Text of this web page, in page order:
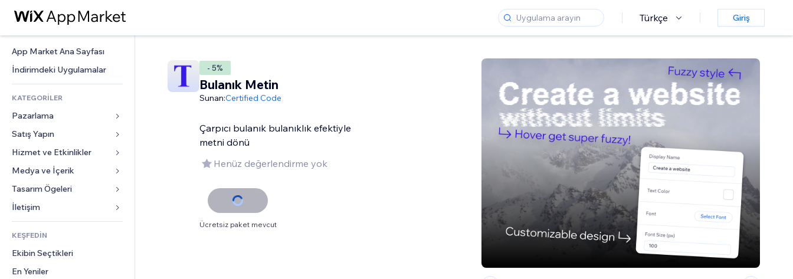
Türkçe Giriş
App Market Ana Sayfası
İndirimdeki Uygulamalar
KATEGORİLER
Pazarlama
Reklamlar
Mobil
Site Analizleri
Sosyal Ağ
Site Listeleri
E-posta
Satış Yapın
Mağazalar için uygulamalar
Gönderim ve Teslimat
Satış Düğmeleri
Muhasebe
Kuponlar ve Müşteri Sadakati
Depolama Çözümleri
Hizmet ve Etkinlikler
Oteller
Etkinlikler
Restoranlar
Emlak
Randevular
Medya ve İçerik
Galeri
Müzik
Podcast
Fotoğrafçılık
Video
PDF
Tasarım Ögeleri
Haritalar ve Navigasyon
Gizlilik ve Güvenlik
Saat
Sayfa Şablonları
Görüntü Efektleri
Formlar
Blog
Anketler
Sohbet
KEŞFEDİN
Ekibin Seçtikleri
En Yeniler
- 5%
Bulanık Metin
Sunan:Certified Code
Çarpıcı bulanık bulanıklık efektiyle
metni dönü
Henüz değerlendirme yok
Ücretsiz paket mevcut